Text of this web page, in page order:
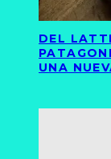
DEL
UNA